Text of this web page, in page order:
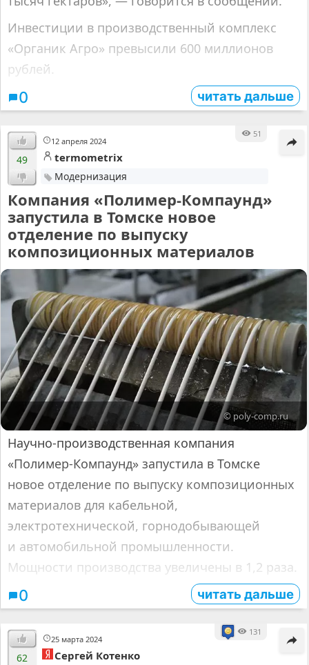
Инвестиции в производственный комплекс
«Органик Агро» превысили 600 миллионов
рублей.
0 читать дальше
12 апреля 2024
51
49 termometrix
Модернизация
Компания «Полимер-Компаунд»
запустила в Томске новое
отделение по выпуску
композиционных материалов
© poly-comp.ru
Научно-производственная компания
«Полимер-Компаунд» запустила в Томске
новое отделение по выпуску композиционных
материалов для кабельной,
электротехнической, горнодобывающей
и автомобильной промышленности.
Мощности производства увеличены в 1,2 раза.
0 читать дальше
25 марта 2024
131
62 Сергей Котенко